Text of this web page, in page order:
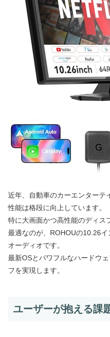
近年、自動車のカーエンターテ
性能は格段に向上しています。
特に大画面かつ高性能のディス
最適なのが、ROHOUの10.26
オーディオです。
最新OSとパワフルなハードウ
フを実現します。
ユーザーが抱える課